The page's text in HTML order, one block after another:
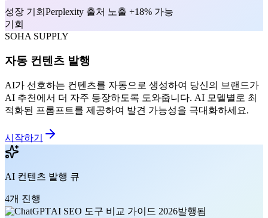
성장 기회 Perplexity 출처 노출 +18% 가능
기회
SOHA SUPPLY
자동 컨텐츠 발행
AI가 선호하는 컨텐츠를 자동으로 생성하여 당신의 브랜드가
AI 추천에서 더 자주 등장하도록 도와줍니다. AI 모델별로 최
적화된 프롬프트를 제공하여 발견 가능성을 극대화하세요.
시작하기
AI 컨텐츠 발행 큐
4개 진행
AI SEO 도구 비교 가이드 2026발행됨